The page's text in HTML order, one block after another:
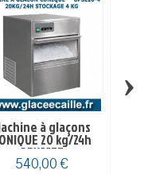
à glaçons
20 kg/24h
ODYSSEE
540,00 €
›